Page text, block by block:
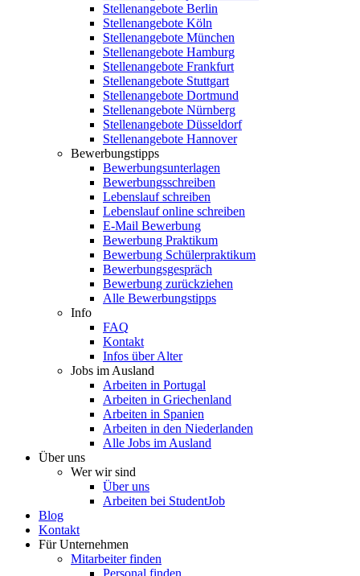
Stellenangebote Berlin
Stellenangebote Köln
Stellenangebote München
Stellenangebote Hamburg
Stellenangebote Frankfurt
Stellenangebote Stuttgart
Stellenangebote Dortmund
Stellenangebote Nürnberg
Stellenangebote Düsseldorf
Stellenangebote Hannover
Bewerbungstipps
Bewerbungsunterlagen
Bewerbungsschreiben
Lebenslauf schreiben
Lebenslauf online schreiben
E-Mail Bewerbung
Bewerbung Praktikum
Bewerbung Schülerpraktikum
Bewerbungsgespräch
Bewerbung zurückziehen
Alle Bewerbungstipps
Info
FAQ
Kontakt
Infos über Alter
Jobs im Ausland
Arbeiten in Portugal
Arbeiten in Griechenland
Arbeiten in Spanien
Arbeiten in den Niederlanden
Alle Jobs im Ausland
Über uns
Wer wir sind
Über uns
Arbeiten bei StudentJob
Blog
Kontakt
Für Unternehmen
Mitarbeiter finden
Personal finden